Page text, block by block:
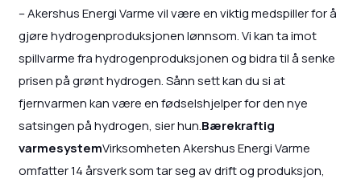
– Akershus Energi Varme vil være en viktig medspiller for å
gjøre hydrogenproduksjonen lønnsom. Vi kan ta imot
spillvarme fra hydrogenproduksjonen og bidra til å senke
prisen på grønt hydrogen. Sånn sett kan du si at
fjernvarmen kan være en fødselshjelper for den nye
satsingen på hydrogen, sier hun.Bærekraftig
varmesystemVirksomheten Akershus Energi Varme
omfatter 14 årsverk som tar seg av drift og produksjon,